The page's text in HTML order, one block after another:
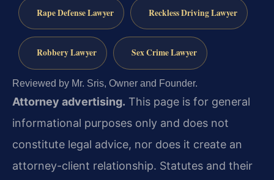
Rape Defense Lawyer Reckless Driving Lawyer
Robbery Lawyer Sex Crime Lawyer
Reviewed by Mr. Sris, Owner and Founder.
Attorney advertising. This page is for general
informational purposes only and does not
constitute legal advice, nor does it create an
attorney-client relationship. Statutes and their